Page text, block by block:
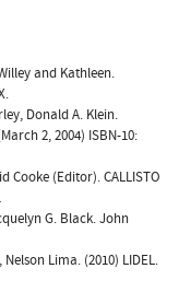
and Kathleen.
Donald A. Klein.
2, 2004) ISBN-10:
(Editor). CALLISTO
G. Black. John
Lima. (2010) LIDEL.